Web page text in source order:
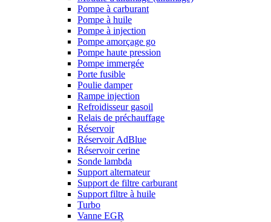
Pompe à carburant
Pompe à huile
Pompe à injection
Pompe amorçage go
Pompe haute pression
Pompe immergée
Porte fusible
Poulie damper
Rampe injection
Refroidisseur gasoil
Relais de préchauffage
Réservoir
Réservoir AdBlue
Réservoir cerine
Sonde lambda
Support alternateur
Support de filtre carburant
Support filtre à huile
Turbo
Vanne EGR